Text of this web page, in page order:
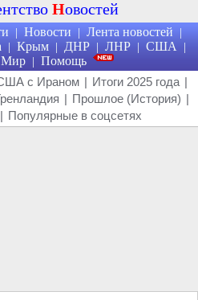
Новостей
| Новости | Лента новостей |
| Крым | ДНР | ЛНР | США |
Мир | Помощь
с Ираном | Итоги 2025 года |
| Прошлое (История) |
| Популярные в соцсетях